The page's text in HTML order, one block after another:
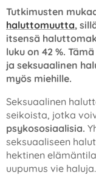
Tutkimusten
haluttomuutta,
itsensä
luku on 42 %.
ja seksuaalinen
myös miehille.
Seksuaalinen
seikoista, jotka
psykososiaalisia.
seksuaaliseen
hektinen
uupumus vie haluja.